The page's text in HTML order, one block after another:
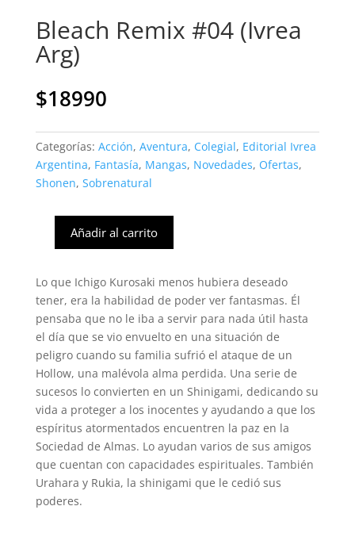
Bleach Remix #04 (Ivrea
Arg)
$18990
Categorías: Acción, Aventura, Colegial, Editorial Ivrea
Argentina, Fantasía, Mangas, Novedades, Ofertas,
Shonen, Sobrenatural
#04
(Ivrea
Arg)
cantidad
Añadir al carrito
Lo que Ichigo Kurosaki menos hubiera deseado
tener, era la habilidad de poder ver fantasmas. Él
pensaba que no le iba a servir para nada útil hasta
el día que se vio envuelto en una situación de
peligro cuando su familia sufrió el ataque de un
Hollow, una malévola alma perdida. Una serie de
sucesos lo convierten en un Shinigami, dedicando su
vida a proteger a los inocentes y ayudando a que los
espíritus atormentados encuentren la paz en la
Sociedad de Almas. Lo ayudan varios de sus amigos
que cuentan con capacidades espirituales. También
Urahara y Rukia, la shinigami que le cedió sus
poderes.